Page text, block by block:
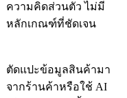
ความคิดส่วนตัว ไม่มี
หลักเกณฑ์ที่ชัดเจน
ตัดแปะข้อมูลสินค้ามา
จากร้านค้าหรือใช้ AI